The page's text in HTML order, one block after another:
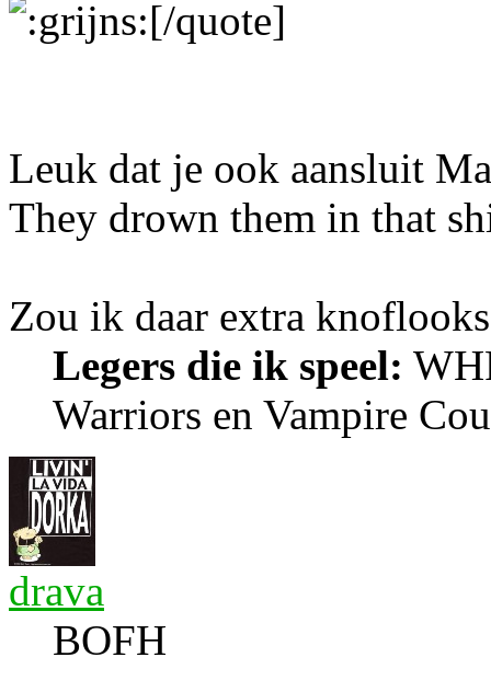
[/quote]
Leuk dat je ook aansluit
They drown them in that
Zou ik daar extra
Legers die ik speel:
Warriors en Vampire
drava
BOFH